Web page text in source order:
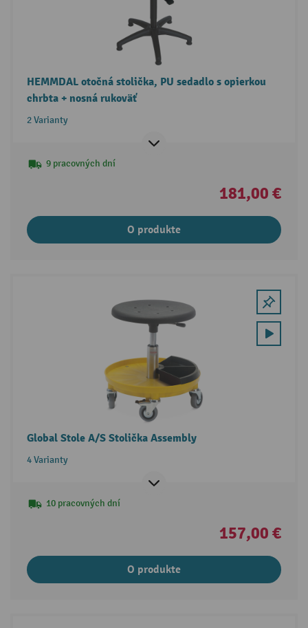
HEMMDAL otočná stolička, PU sedadlo s opierkou
chrbta + nosná rukoväť
2 Varianty
9 pracovných dní
181,00 €
O produkte
Global Stole A/S Stolička Assembly
4 Varianty
10 pracovných dní
157,00 €
O produkte